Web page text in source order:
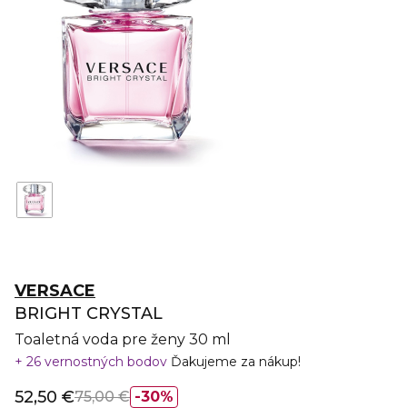
VERSACE
BRIGHT CRYSTAL
Toaletná voda pre ženy 30 ml
26 vernostných bodov Ďakujeme za nákup!
30%
52,50 €75,00 €